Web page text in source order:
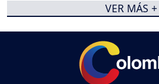
VER MÁS +